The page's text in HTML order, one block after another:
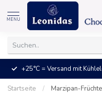
MENU
+25°C = Versand mit
Startseite / Marzipan-